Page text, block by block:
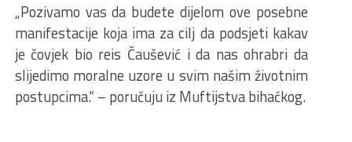
„Pozivamo vas da budete dijelom ove posebne
manifestacije koja ima za cilj da podsjeti kakav
je čovjek bio reis Čaušević i da nas ohrabri da
slijedimo moralne uzore u svim našim životnim
postupcima.“ – poručuju iz Muftijstva bihaćkog.